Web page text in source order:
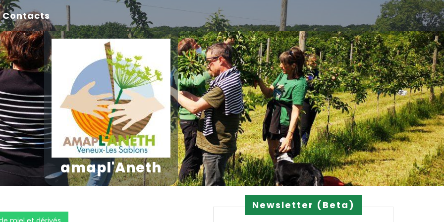
Contacts
amapl'Aneth
Newsletter (Beta)